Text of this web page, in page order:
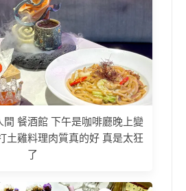
餐酒館 下午是咖啡廳晚上變
土雞料理肉質真的好 真是太狂
了